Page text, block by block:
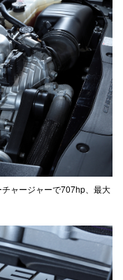
ャージャーで707hp、最大